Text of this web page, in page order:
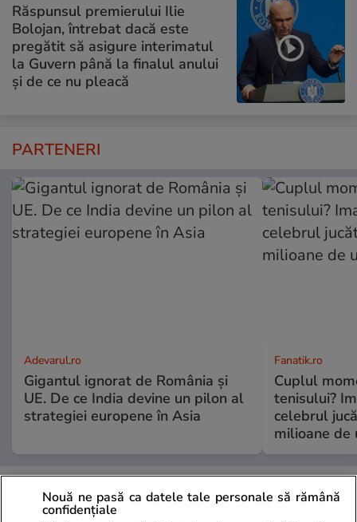
Răspunsul premierului Ilie
Bolojan, întrebat dacă este
pregătit să asigure interimatul
la Guvern până la finalul anului
și de ce nu pleacă
PARTENERI
Adevarul.ro
Gigantul ignorat de România și
UE. De ce India devine un pilon al
strategiei europene în Asia
Fanatik.ro
Cuplul
tenisului?
celebrul
milioane de
PARTENERI
Nouă ne pasă ca datele tale personale să rămână
confidențiale